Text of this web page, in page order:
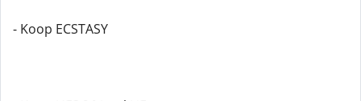
- Koop ECSTASY